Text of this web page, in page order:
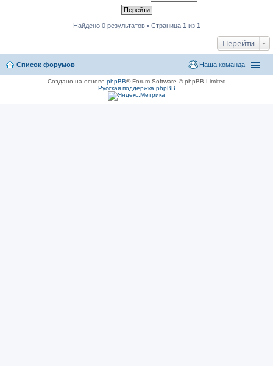
Найдено 0 результатов • Страница 1 из 1
Перейти
Список форумов Наша команда
Создано на основе phpBB® Forum Software © phpBB Limited
Русская поддержка phpBB